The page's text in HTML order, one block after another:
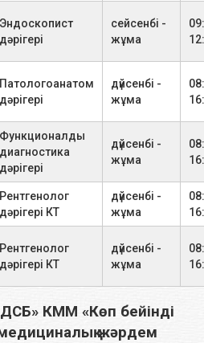
1 зерттеу 3500
1 зерттеу 3600
Эндоскопист
дәрігері
сейсенбі -
жұма
Патологоанатом
дәрігері
дүйсенбі -
жұма
Функционалды
диагностика
дәрігері
дүйсенбі -
жұма
Рентгенолог
дәрігері КТ
дүйсенбі -
жұма
Рентгенолог
дәрігері КТ
дүйсенбі -
жұма
ДСБ» КММ «Көп бейінді
жәрдем